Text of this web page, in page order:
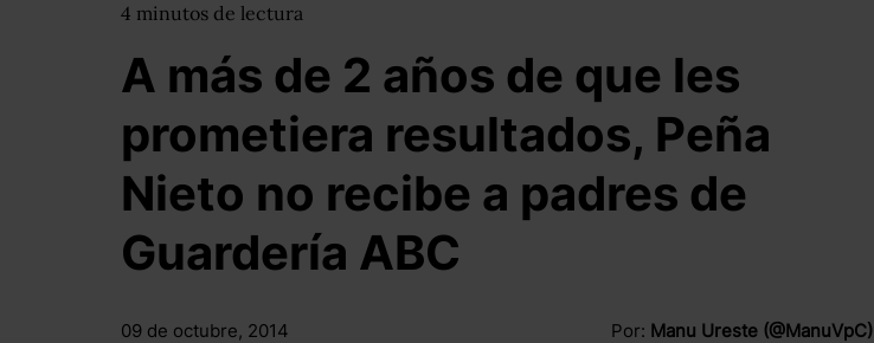
4 minutos de lectura
A más de 2 años de que les
prometiera resultados, Peña
Nieto no recibe a padres de
Guardería ABC
09 de octubre, 2014 Por: Manu Ureste (@ManuVpC)